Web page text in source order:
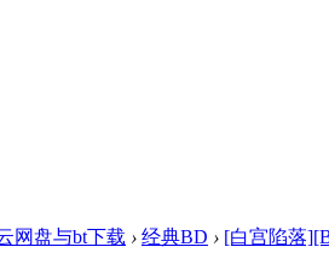
网盘与bt下载 › 经典BD › [白宫陷落